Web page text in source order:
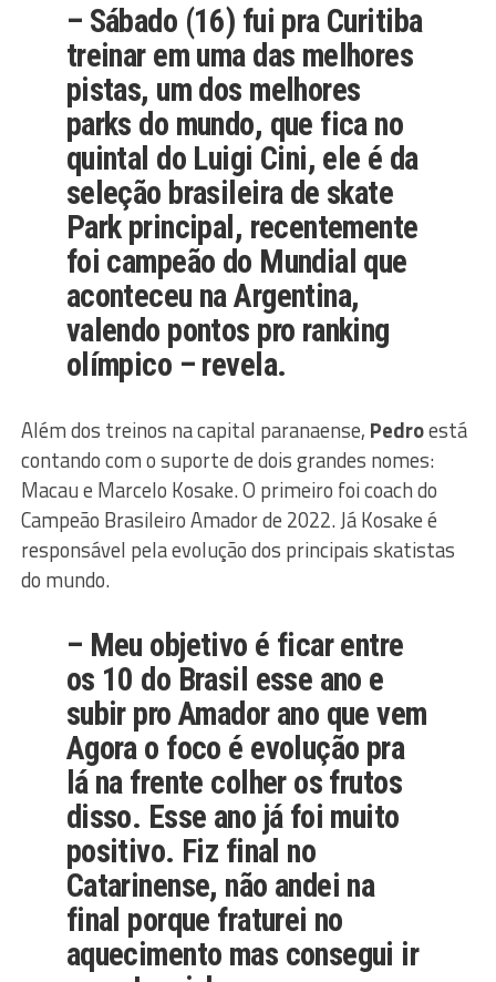
– Sábado (16) fui pra Curitiba
treinar em uma das melhores
pistas, um dos melhores
parks do mundo, que fica no
quintal do Luigi Cini, ele é da
seleção brasileira de skate
Park principal, recentemente
foi campeão do Mundial que
aconteceu na Argentina,
valendo pontos pro ranking
olímpico – revela.
Além dos treinos na capital paranaense, Pedroestá
contando com o suporte de dois grandes nomes:
Macau e Marcelo Kosake. O primeiro foi coach do
Campeão Brasileiro Amador de 2022. Já Kosake é
responsável pela evolução dos principais skatistas
do mundo.
– Meu objetivo é ficar entre
os 10 do Brasil esse ano e
subir pro Amador ano que vem
Agora o foco é evolução pra
lá na frente colher os frutos
disso. Esse ano já foi muito
positivo. Fiz final no
Catarinense, não andei na
final porque fraturei no
aquecimento mas consegui ir